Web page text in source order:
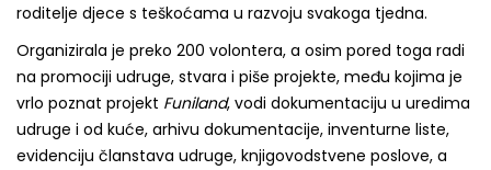
roditelje djece s teškoćama u razvoju svakoga tjedna.
Organizirala je preko 200 volontera, a osim pored toga radi
na promociji udruge, stvara i piše projekte, među kojima je
vrlo poznat projekt Funiland, vodi dokumentaciju u uredima
udruge i od kuće, arhivu dokumentacije, inventurne liste,
evidenciju članstava udruge, knjigovodstvene poslove, a